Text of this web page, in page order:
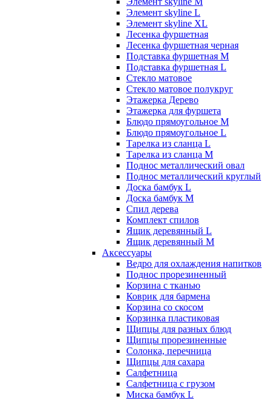
Элемент skyline L
Элемент skyline XL
Лесенка фуршетная
Лесенка фуршетная черная
Подставка фуршетная M
Подставка фуршетная L
Стекло матовое
Стекло матовое полукруг
Этажерка Дерево
Этажерка для фуршета
Блюдо прямоугольное M
Блюдо прямоугольное L
Тарелка из сланца L
Тарелка из сланца M
Поднос металлический овал
Поднос металлический круглый
Доска бамбук L
Доска бамбук M
Спил дерева
Комплект спилов
Ящик деревянный L
Ящик деревянный M
Аксессуары
Ведро для охлаждения напитков
Поднос прорезиненный
Корзина с тканью
Коврик для бармена
Корзина со скосом
Корзинка пластиковая
Щипцы для разных блюд
Щипцы прорезиненные
Солонка, перечница
Щипцы для сахара
Салфетница
Салфетница с грузом
Миска бамбук L